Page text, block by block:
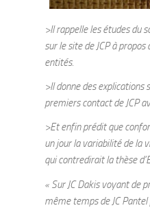
>Il rappelle les études du
sur le site de JCP à
entités.
>Il donne des explications
premiers contact de JCP
>Et enfin prédit que
un jour la variabilité de la
qui contredirait la thèse
« Sur JC Dakis voyant de
même temps de JC